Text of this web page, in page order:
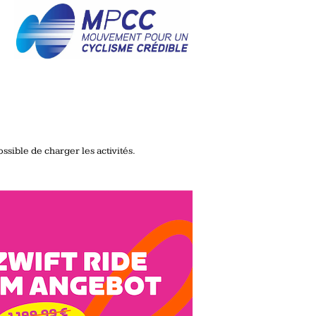
de charger les activités.